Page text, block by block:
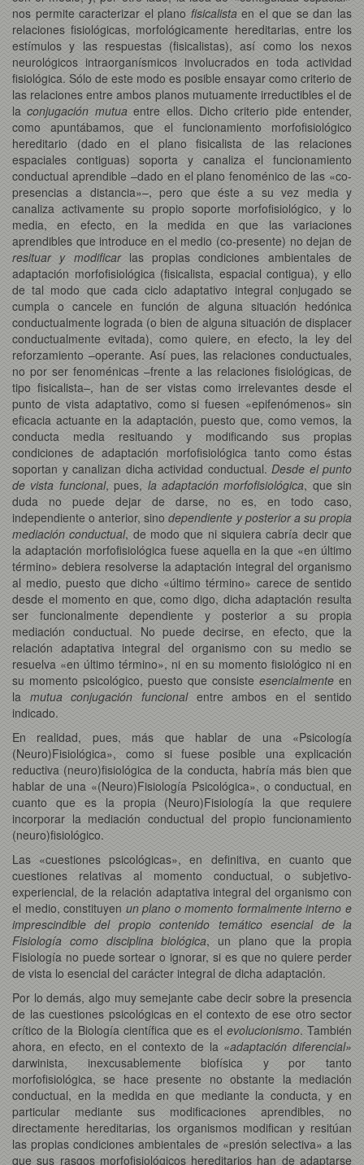
nos permite caracterizar el plano fisicalista en el que se dan las
relaciones fisiológicas, morfológicamente hereditarias, entre los
estímulos y las respuestas (fisicalistas), así como los nexos
neurológicos intraorganísmicos involucrados en toda actividad
fisiológica. Sólo de este modo es posible ensayar como criterio de
las relaciones entre ambos planos mutuamente irreductibles el de
laconjugación mutuaentre ellos. Dicho criterio pide entender,
como apuntábamos, que el funcionamiento morfofisiológico
hereditario (dado en el plano fisicalista de las relaciones
espaciales contiguas) soporta y canaliza el funcionamiento
conductual aprendible –dado en el plano fenoménico de las «co-
presencias a distancia»–, pero que éste a su vez media y
canaliza activamente su propio soporte morfofisiológico, y lo
media, en efecto, en la medida en que las variaciones
aprendibles que introduce en el medio (co-presente) no dejan de
resituar y modificar las propias condiciones ambientales de
adaptación morfofisiológica (fisicalista, espacial contigua), y ello
de tal modo que cada ciclo adaptativo integral conjugado se
cumpla o cancele en función de alguna situación hedónica
conductualmente lograda (o bien de alguna situación de displacer
conductualmente evitada), como quiere, en efecto, la ley del
reforzamiento –operante. Así pues, las relaciones conductuales,
no por ser fenoménicas –frente a las relaciones fisiológicas, de
tipo fisicalista–, han de ser vistas como irrelevantes desde el
punto de vista adaptativo, como si fuesen «epifenómenos» sin
eficacia actuante en la adaptación, puesto que, como vemos, la
conducta media resituando y modificando sus propias
condiciones de adaptación morfofisiológica tanto como éstas
soportan y canalizan dicha actividad conductual. Desde el punto
de vista funcional, pues, la adaptación morfofisiológica, que sin
duda no puede dejar de darse, no es, en todo caso,
independiente o anterior, sinodependiente y posterior a su propia
mediación conductual, de modo que ni siquiera cabría decir que
la adaptación morfofisiológica fuese aquella en la que «en último
término» debiera resolverse la adaptación integral del organismo
al medio, puesto que dicho «último término» carece de sentido
desde el momento en que, como digo, dicha adaptación resulta
ser funcionalmente dependiente y posterior a su propia
mediación conductual. No puede decirse, en efecto, que la
relación adaptativa integral del organismo con su medio se
resuelva «en último término», ni en su momento fisiológico ni en
su momento psicológico, puesto que consiste esencialmente en
la mutua conjugación funcional entre ambos en el sentido
indicado.
En realidad, pues, más que hablar de una «Psicología
(Neuro)Fisiológica», como si fuese posible una explicación
reductiva (neuro)fisiológica de la conducta, habría más bien que
hablar de una «(Neuro)Fisiología Psicológica», o conductual, en
cuanto que es la propia (Neuro)Fisiología la que requiere
incorporar la mediación conductual del propio funcionamiento
(neuro)fisiológico.
Las «cuestiones psicológicas», en definitiva, en cuanto que
cuestiones relativas al momento conductual, o subjetivo-
experiencial, de la relación adaptativa integral del organismo con
el medio, constituyen un plano o momento formalmente interno e
imprescindible del propio contenido temático esencial de la
Fisiología como disciplina biológica, un plano que la propia
Fisiología no puede sortear o ignorar, si es que no quiere perder
de vista lo esencial del carácter integral de dicha adaptación.
Por lo demás, algo muy semejante cabe decir sobre la presencia
de las cuestiones psicológicas en el contexto de ese otro sector
crítico de la Biología científica que es el evolucionismo. También
ahora, en efecto, en el contexto de la «adaptación diferencial»
darwinista, inexcusablemente biofísica y por tanto
morfofisiológica, se hace presente no obstante la mediación
conductual, en la medida en que mediante la conducta, y en
particular mediante sus modificaciones aprendibles, no
directamente hereditarias, los organismos modifican y resitúan
las propias condiciones ambientales de «presión selectiva» a las
que sus rasgos morfofisiológicos hereditarios han de adaptarse